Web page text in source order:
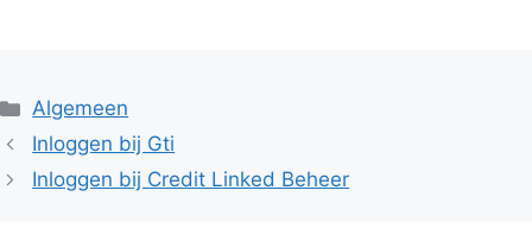
Categorieën
Algemeen
Inloggen bij Gti
Inloggen bij Credit Linked Beheer